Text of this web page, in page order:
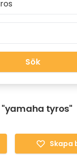
Sök
"yamaha tyros"
Skapa